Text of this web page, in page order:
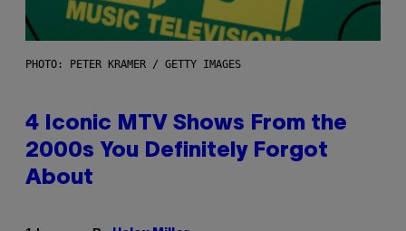
PHOTO: PETER KRAMER / GETTY IMAGES
4 Iconic MTV Shows From the
2000s You Definitely Forgot
About